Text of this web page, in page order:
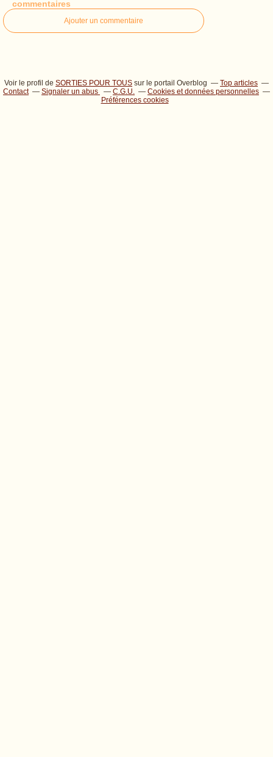
commentaires
Ajouter un commentaire
Voir le profil de SORTIES POUR TOUS sur le portail Overblog
Top articles
Contact
Signaler un abus C.G.U.
Cookies et données personnelles
Préférences cookies